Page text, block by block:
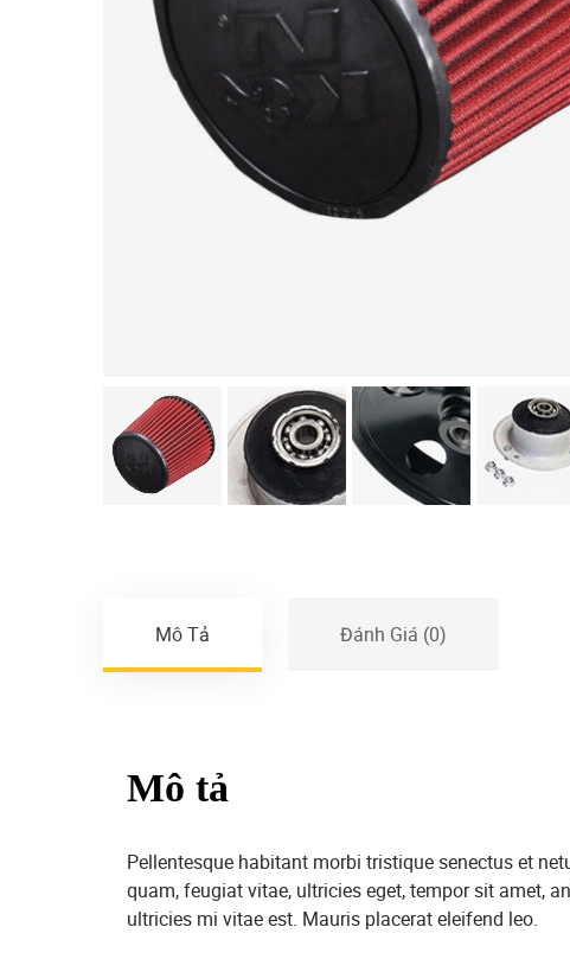
Mô Tả Đánh Giá (0)
Mô tả
Pellentesque habitant morbi tristique senectus et
quam, feugiat vitae, ultricies eget, tempor sit amet,
ultricies mi vitae est. Mauris placerat eleifend leo.